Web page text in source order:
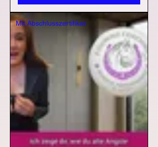
Mit Abschlusszertifikat